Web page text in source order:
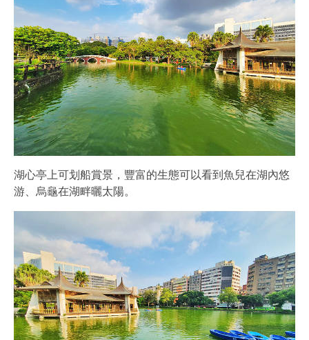
湖心亭上可划船賞景，豐富的生態可以看到魚兒在湖內悠
游、烏龜在湖畔曬太陽。